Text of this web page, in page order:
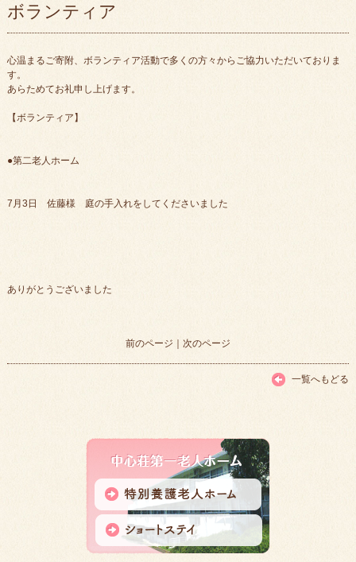
ボランティア
心温まるご寄附、ボランティア活動で多くの方々からご協力いただいておりま
す。
あらためてお礼申し上げます。
【ボランティア】
●第二老人ホーム
7月3日 佐藤様 庭の手入れをしてくださいました
ありがとうございました
前のページ ｜ 次のページ
一覧へもどる